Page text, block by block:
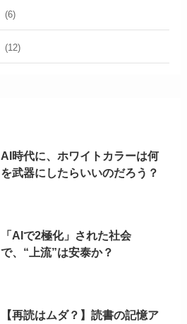
(6)
(12)
AI時代に、ホワイトカラーは何
を武器にしたらいいのだろう？
「AIで2極化」された社会
で、“上流”は安泰か？
【再読はムダ？】読書の記憶ア